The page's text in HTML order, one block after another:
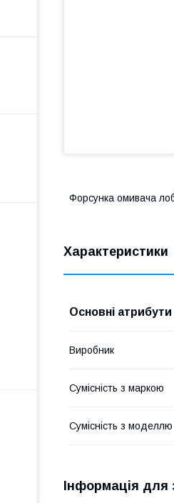
Форсунка омивача
Характеристики
Основні атрибути
Виробник
Сумісність з маркою
Сумісність з моделлю
Інформація для